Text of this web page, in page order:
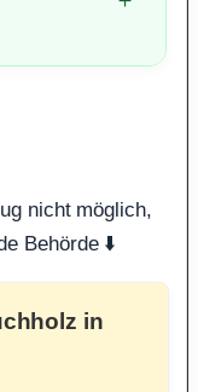
nicht möglich,
Behörde ⬇️
in